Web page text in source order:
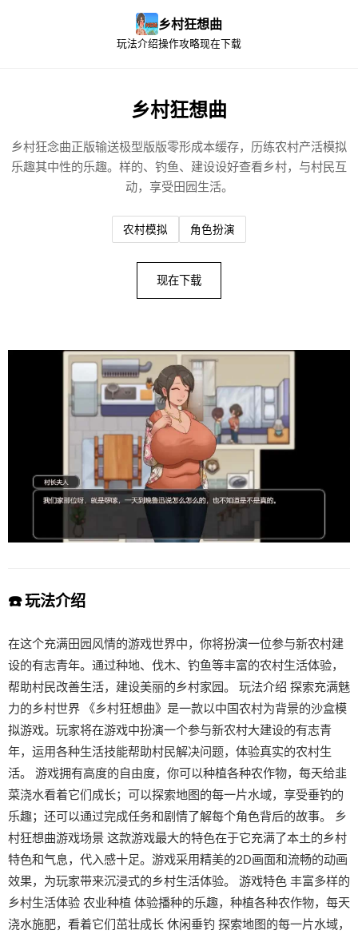
乡村狂想曲
玩法介绍操作攻略现在下载
乡村狂想曲
乡村狂念曲正版输送极型版版零形成本缓存，历练农村产活模拟
乐趣其中性的乐趣。样的、钓鱼、建设设好查看乡村，与村民互
动，享受田园生活。
农村模拟 角色扮演
现在下载
☎️ 玩法介绍
在这个充满田园风情的游戏世界中，你将扮演一位参与新农村建
设的有志青年。通过种地、伐木、钓鱼等丰富的农村生活体验，
帮助村民改善生活，建设美丽的乡村家园。 玩法介绍 探索充满魅
力的乡村世界 《乡村狂想曲》是一款以中国农村为背景的沙盒模
拟游戏。玩家将在游戏中扮演一个参与新农村大建设的有志青
年，运用各种生活技能帮助村民解决问题，体验真实的农村生
活。 游戏拥有高度的自由度，你可以种植各种农作物，每天给韭
菜浇水看着它们成长；可以探索地图的每一片水域，享受垂钓的
乐趣；还可以通过完成任务和剧情了解每个角色背后的故事。 乡
村狂想曲游戏场景 这款游戏最大的特色在于它充满了本土的乡村
特色和气息，代入感十足。游戏采用精美的2D画面和流畅的动画
效果，为玩家带来沉浸式的乡村生活体验。 游戏特色 丰富多样的
乡村生活体验 农业种植 体验播种的乐趣，种植各种农作物，每天
浇水施肥，看着它们茁壮成长 休闲垂钓 探索地图的每一片水域，